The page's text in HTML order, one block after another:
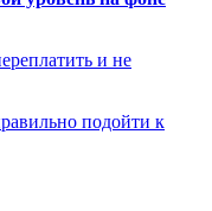
и не
подойти к